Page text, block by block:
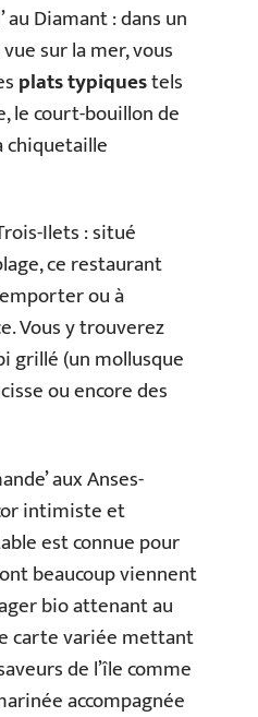
au Diamant : dans un
sur la mer, vous
plats typiquestels
le court-bouillon de
chiquetaille
Ilets : situé
ce restaurant
ou à
Vous y trouverez
grillé (un mollusque
ou encore des
aux Anses-
intimiste et
est connue pour
beaucoup viennent
bio attenant au
carte variée mettant
de l’île comme
accompagnée